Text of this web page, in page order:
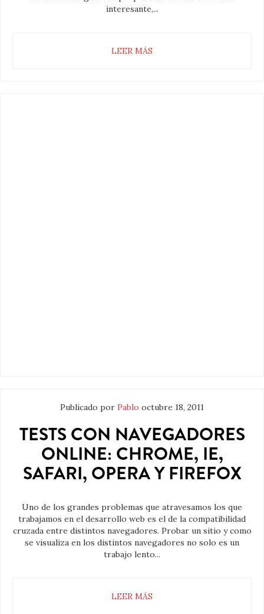
interesante,...
LEER MÁS
Publicado por Pablo octubre 18, 2011
TESTS CON NAVEGADORES
ONLINE: CHROME, IE,
SAFARI, OPERA Y FIREFOX
Uno de los grandes problemas que atravesamos los que
trabajamos en el desarrollo web es el de la compatibilidad
cruzada entre distintos navegadores. Probar un sitio y como
se visualiza en los distintos navegadores no solo es un
trabajo lento...
LEER MÁS